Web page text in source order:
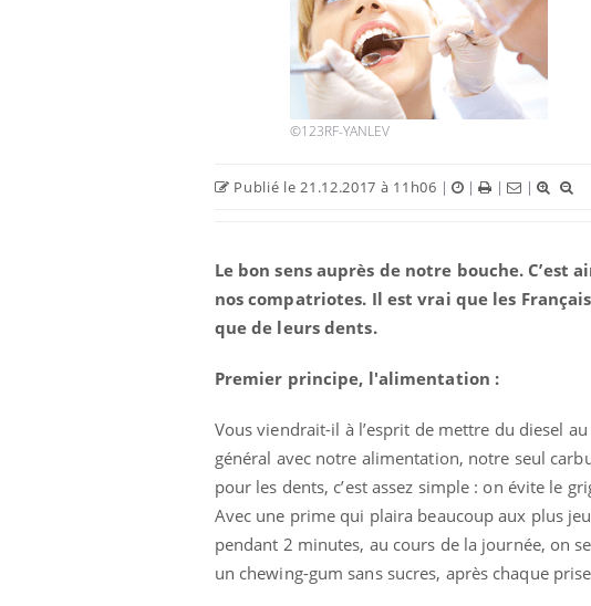
©123RF-YANLEV
Publié le 21.12.2017 à 11h06 | | | |
Le bon sens auprès de notre bouche. C’est
nos compatriotes. Il est vrai que les
que de leurs dents.
Premier principe, l'alimentation :
Vous viendrait-il à l’esprit de mettre du diesel au
général avec notre alimentation, notre seul
pour les dents, c’est assez simple : on évite le
Avec une prime qui plaira beaucoup aux plus
pendant 2 minutes, au cours de la journée, on
un chewing-gum sans sucres, après chaque
Les médicaments GLP-1
protègent-ils aussi les os ?
Cytomégalovirus : ce qui
change dans la prise en
charge des femmes
enceintes